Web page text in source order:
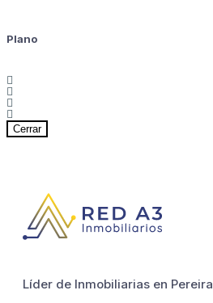
Plano
Cerrar
Líder de Inmobiliarias en Pereira